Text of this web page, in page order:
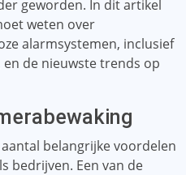
geworden. In dit artikel
weten over
alarmsystemen, inclusief
de nieuwste trends op
belangrijke voordelen
bedrijven. Een van de